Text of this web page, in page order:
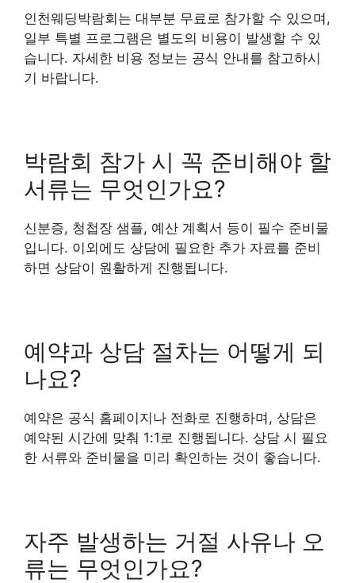
인천웨딩박람회는 대부분 무료로 참가할 수 있으며,
일부 특별 프로그램은 별도의 비용이 발생할 수 있
습니다. 자세한 비용 정보는 공식 안내를 참고하시
기 바랍니다.
박람회 참가 시 꼭 준비해야 할
서류는 무엇인가요?
신분증, 청첩장 샘플, 예산 계획서 등이 필수 준비물
입니다. 이외에도 상담에 필요한 추가 자료를 준비
하면 상담이 원활하게 진행됩니다.
예약과 상담 절차는 어떻게 되
나요?
예약은 공식 홈페이지나 전화로 진행하며, 상담은
예약된 시간에 맞춰 1:1로 진행됩니다. 상담 시 필요
한 서류와 준비물을 미리 확인하는 것이 좋습니다.
자주 발생하는 거절 사유나 오
류는 무엇인가요?